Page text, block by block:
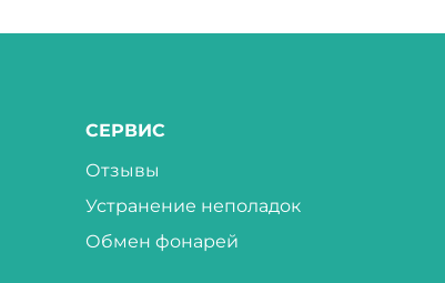
СЕРВИС
Отзывы
Устранение неполадок
Обмен фонарей